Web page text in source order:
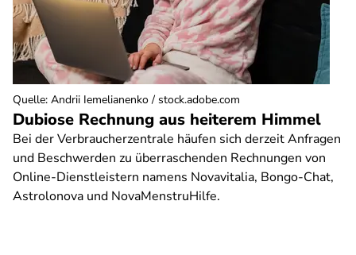
Dubiose Rechnung aus heiterem Himmel
Bei der Verbraucherzentrale häufen sich derzeit Anfragen
und Beschwerden zu überraschenden Rechnungen von
Online-Dienstleistern namens Novavitalia, Bongo-Chat,
Astrolonova und NovaMenstruHilfe.
Quelle: Andrii Iemelianenko / stock.adobe.com